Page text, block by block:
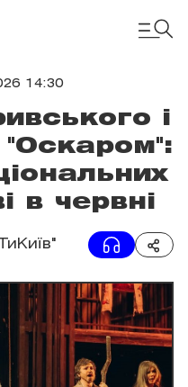
14:30
і
"Оскаром":
в червні